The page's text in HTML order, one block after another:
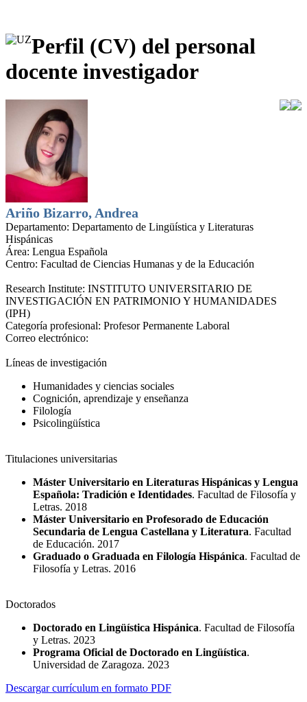
Perfil (CV) del personal
docente investigador
Ariño Bizarro, Andrea
Departamento: Departamento de Lingüística y Literaturas
Hispánicas
Área: Lengua Española
Centro: Facultad de Ciencias Humanas y de la Educación
Research Institute: INSTITUTO UNIVERSITARIO DE
INVESTIGACIÓN EN PATRIMONIO Y HUMANIDADES
(IPH)
Categoría profesional: Profesor Permanente Laboral
Correo electrónico:
Líneas de investigación
Humanidades y ciencias sociales
Cognición, aprendizaje y enseñanza
Filología
Psicolingüística
Titulaciones universitarias
Máster Universitario en Literaturas Hispánicas y Lengua
Española: Tradición e Identidades. Facultad de Filosofía y
Letras. 2018
Máster Universitario en Profesorado de Educación
Secundaria de Lengua Castellana y Literatura. Facultad
de Educación. 2017
Graduado o Graduada en Filología Hispánica. Facultad de
Filosofía y Letras. 2016
Doctorados
Doctorado en Lingüística Hispánica. Facultad de Filosofía
y Letras. 2023
Programa Oficial de Doctorado en Lingüística.
Universidad de Zaragoza. 2023
Descargar currículum en formato PDF